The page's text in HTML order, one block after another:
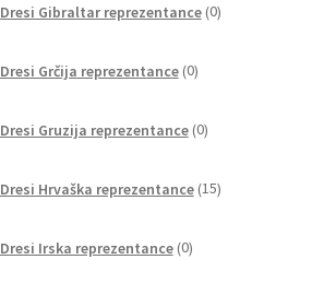
Dresi Gibraltar reprezentance 0izdelkov
Dresi Grčija reprezentance 0izdelkov
Dresi Gruzija reprezentance 0izdelkov
Dresi Hrvaška reprezentance 15izdelkov
Dresi Irska reprezentance 0izdelkov